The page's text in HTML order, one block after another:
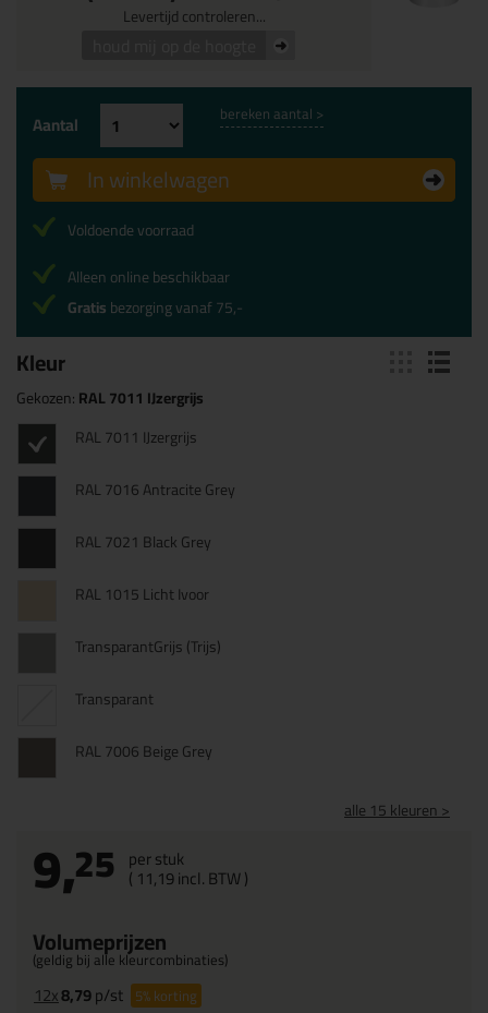
Levertijd controleren...
Kleur
Gekozen:RAL 7011 IJzergrijs
RAL 7011 IJzergrijs
RAL 7016 Antracite Grey
RAL 7021 Black Grey
RAL 1015 Licht Ivoor
TransparantGrijs (Trijs)
Transparant
RAL 7006 Beige Grey
alle 15 kleuren >
9,25 per stuk
( 11,19incl. BTW )
Volumeprijzen
(geldig bij alle kleurcombinaties)
12x8,79p/st 5%korting
Aantal bereken aantal >
In winkelwagen
Voldoende voorraad
Alleen online beschikbaar
Gratisbezorging vanaf 75,-